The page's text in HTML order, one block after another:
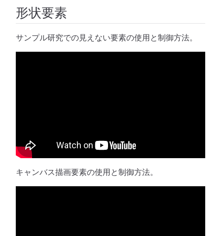
形状要素
サンプル研究での見えない要素の使用と制御方法。
キャンバス描画要素の使用と制御方法。